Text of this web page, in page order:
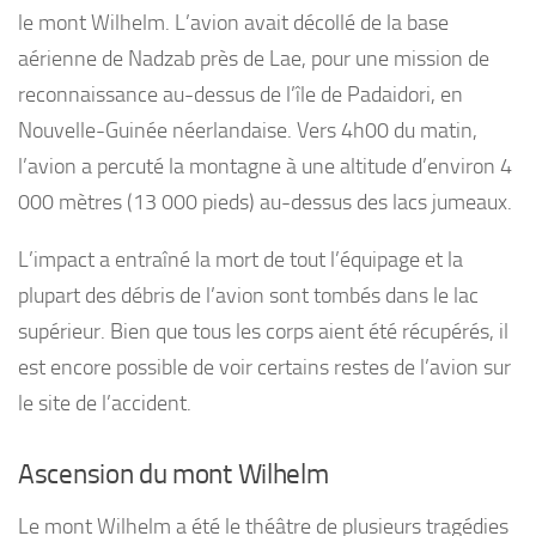
le mont Wilhelm. L’avion avait décollé de la base
aérienne de Nadzab près de Lae, pour une mission de
reconnaissance au-dessus de l’île de Padaidori, en
Nouvelle-Guinée néerlandaise. Vers 4h00 du matin,
l’avion a percuté la montagne à une altitude d’environ 4
000 mètres (13 000 pieds) au-dessus des lacs jumeaux.
L’impact a entraîné la mort de tout l’équipage et la
plupart des débris de l’avion sont tombés dans le lac
supérieur. Bien que tous les corps aient été récupérés, il
est encore possible de voir certains restes de l’avion sur
le site de l’accident.
Ascension du mont Wilhelm
Le mont Wilhelm a été le théâtre de plusieurs tragédies